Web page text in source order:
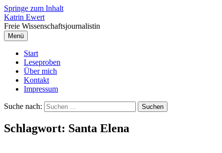
Springe zum Inhalt
Katrin Ewert
Freie Wissenschaftsjournalistin
Menü
Start
Leseproben
Über mich
Kontakt
Impressum
Suche nach:
Schlagwort: Santa Elena